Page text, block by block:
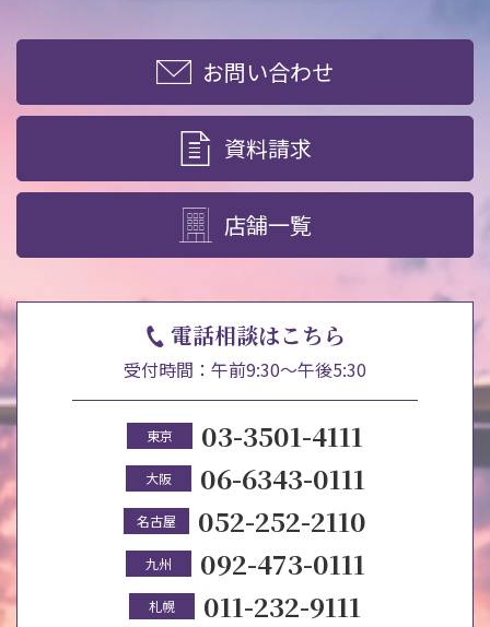
お問い合わせ
資料請求
店舗一覧
電話相談はこちら
受付時間：午前9:30～午後5:30
東京 03-3501-4111
大阪 06-6343-0111
名古屋 052-252-2110
九州 092-473-0111
札幌 011-232-9111